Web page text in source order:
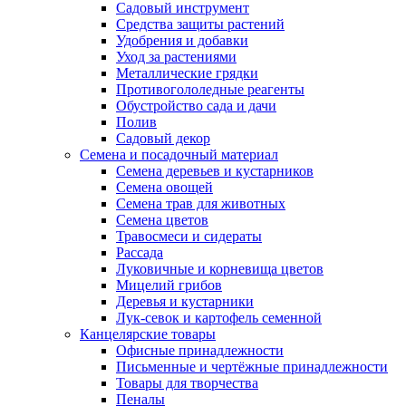
Садовый инструмент
Средства защиты растений
Удобрения и добавки
Уход за растениями
Металлические грядки
Противогололедные реагенты
Обустройство сада и дачи
Полив
Садовый декор
Семена и посадочный материал
Семена деревьев и кустарников
Семена овощей
Семена трав для животных
Семена цветов
Травосмеси и сидераты
Рассада
Луковичные и корневища цветов
Мицелий грибов
Деревья и кустарники
Лук-севок и картофель семенной
Канцелярские товары
Офисные принадлежности
Письменные и чертёжные принадлежности
Товары для творчества
Пеналы